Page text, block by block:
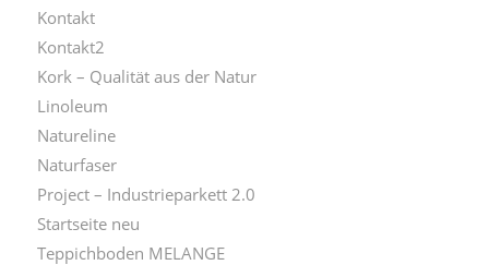
Kontakt
Kontakt2
Kork – Qualität aus der Natur
Linoleum
Natureline
Naturfaser
Project – Industrieparkett 2.0
Startseite neu
Teppichboden MELANGE